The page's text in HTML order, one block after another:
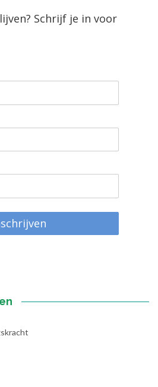
Schrijf je in voor